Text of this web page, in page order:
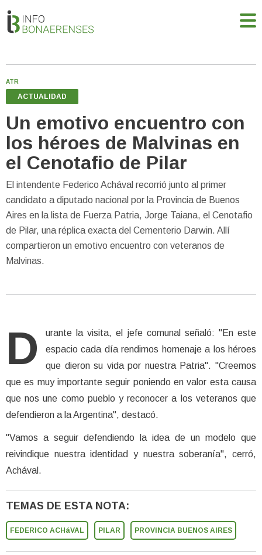
ATR
ACTUALIDAD
Un emotivo encuentro con
los héroes de Malvinas en
el Cenotafio de Pilar
El intendente Federico Achával recorrió junto al primer
candidato a diputado nacional por la Provincia de Buenos
Aires en la lista de Fuerza Patria, Jorge Taiana, el Cenotafio
de Pilar, una réplica exacta del Cementerio Darwin. Allí
compartieron un emotivo encuentro con veteranos de
Malvinas.
D
urante la visita, el jefe comunal señaló: "En este
espacio cada día rendimos homenaje a los héroes
que dieron su vida por nuestra Patria". "Creemos
que es muy importante seguir poniendo en valor esta causa
que nos une como pueblo y reconocer a los veteranos que
defendieron a la Argentina", destacó.
"Vamos a seguir defendiendo la idea de un modelo que
reivindique nuestra identidad y nuestra soberanía", cerró,
Achával.
TEMAS DE ESTA NOTA:
FEDERICO ACHáVAL PILAR PROVINCIA BUENOS AIRES